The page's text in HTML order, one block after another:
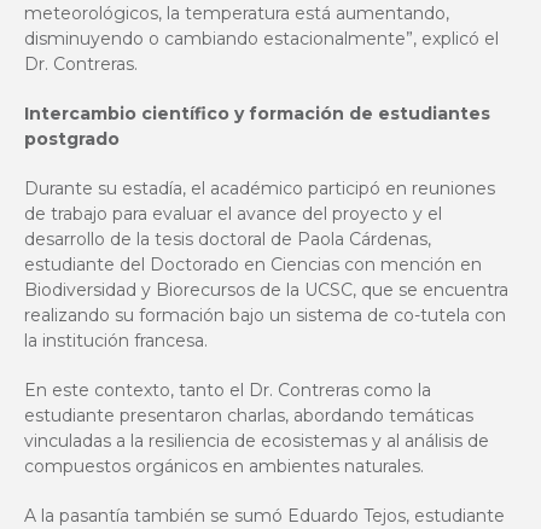
meteorológicos, la temperatura está aumentando,
disminuyendo o cambiando estacionalmente”, explicó el
Dr. Contreras.
Intercambio científico y formación de estudiantes
postgrado
Durante su estadía, el académico participó en reuniones
de trabajo para evaluar el avance del proyecto y el
desarrollo de la tesis doctoral de Paola Cárdenas,
estudiante del Doctorado en Ciencias con mención en
Biodiversidad y Biorecursos de la UCSC, que se encuentra
realizando su formación bajo un sistema de co-tutela con
la institución francesa.
En este contexto, tanto el Dr. Contreras como la
estudiante presentaron charlas, abordando temáticas
vinculadas a la resiliencia de ecosistemas y al análisis de
compuestos orgánicos en ambientes naturales.
A la pasantía también se sumó Eduardo Tejos, estudiante